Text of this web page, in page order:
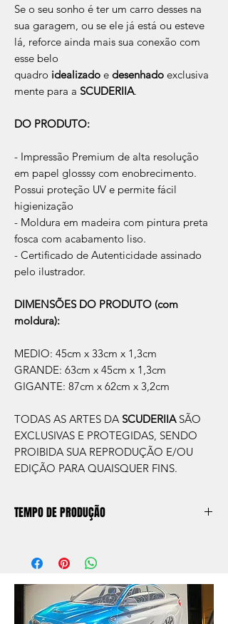
Se o seu sonho é ter um carro desses na
sua garagem, ou se ele já está ou esteve
lá, reforce ainda mais sua conexão com
esse belo
quadro idealizado e desenhado exclusiva
mente para a SCUDERIIA.
DO PRODUTO:
- Impressão Premium de alta resolução
em papel glosssy com enobrecimento.
Possui proteção UV e permite fácil
higienização
- Moldura em madeira com pintura preta
fosca com acabamento liso.
- Certificado de Autenticidade assinado
pelo ilustrador.
DIMENSÕES DO PRODUTO (com
moldura):
MEDIO: 45cm x 33cm x 1,3cm
GRANDE: 63cm x 45cm x 1,3cm
GIGANTE: 87cm x 62cm x 3,2cm
TODAS AS ARTES DA SCUDERIIA SÃO
EXCLUSIVAS E PROTEGIDAS, SENDO
PROIBIDA SUA REPRODUÇÃO E/OU
EDIÇÃO PARA QUAISQUER FINS.
TEMPO DE PRODUÇÃO
aprox. 5 dias úteis, após a confirmação de
compra.
Após a produçao, seguimos com o envio
no endereço que nos for informado na
compra ou disponibilizaremos para retirada